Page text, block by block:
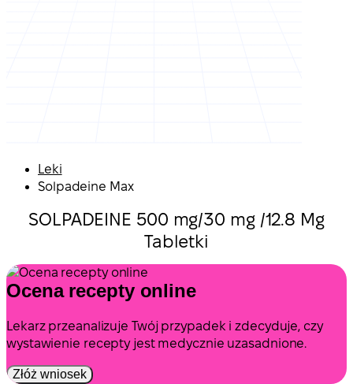
Leki
Solpadeine Max
SOLPADEINE 500 mg/30 mg /12.8 Mg
Tabletki
Ocena recepty online
Lekarz przeanalizuje Twój przypadek i zdecyduje, czy
wystawienie recepty jest medycznie uzasadnione.
Złóż wniosek